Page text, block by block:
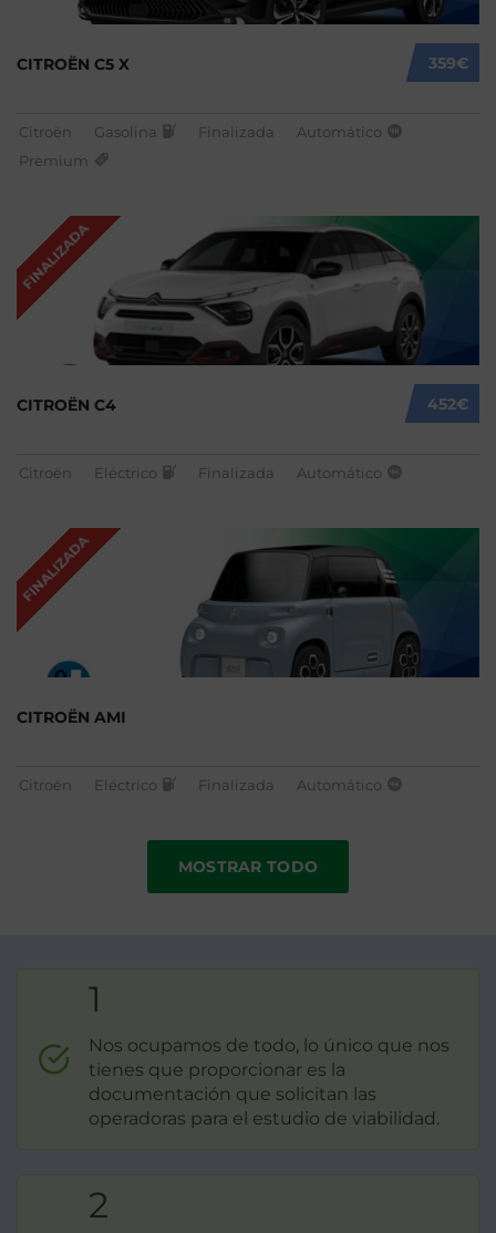
359€
CITROËN C5 X
Citroën Gasolina Finalizada
Automático
Premium
FINALIZADA
452€
CITROËN C4
Citroën Eléctrico Finalizada Automático
FINALIZADA
CITROËN AMI
Citroën Eléctrico Finalizada Automático
MOSTRAR TODO
1
Nos ocupamos de todo, lo único que nos
tienes que proporcionar es la
documentación que solicitan las
operadoras para el estudio de viabilidad.
2